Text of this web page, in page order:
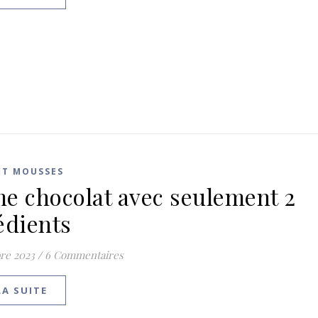
MOUSSES
chocolat avec seulement 2
2023 / 6 Commentaires
SUITE